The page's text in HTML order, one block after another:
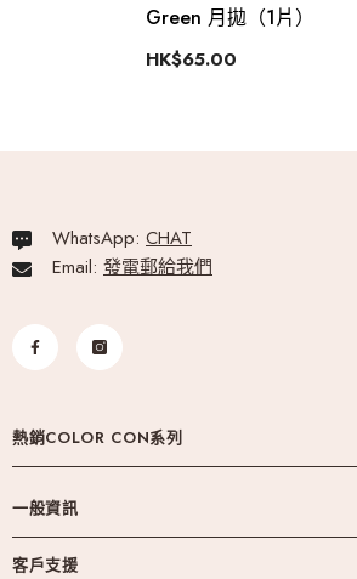
Green 月拋（1片）
HK$65.00
WhatsApp: CHAT
Email: 發電郵給我們
熱銷COLOR CON系列
一般資訊
客戶支援